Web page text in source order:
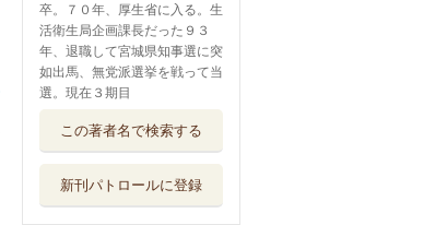
卒。７０年、厚生省に入る。生
活衛生局企画課長だった９３
年、退職して宮城県知事選に突
如出馬、無党派選挙を戦って当
選。現在３期目
この著者名で検索する
新刊パトロールに登録
病が開けた人生...
スピード開票実践